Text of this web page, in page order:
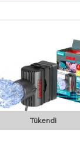
Tükendi